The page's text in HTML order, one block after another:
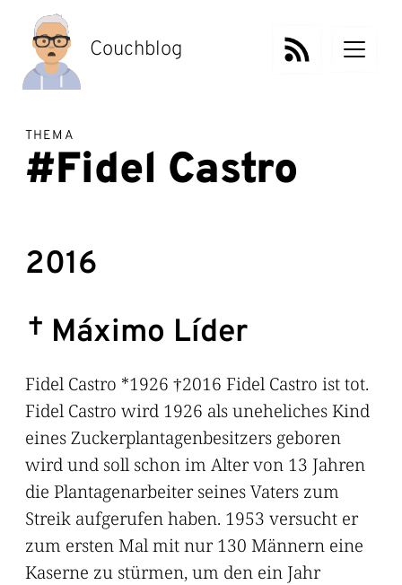
Inhalt
springen
Couchblog
THEMA
#Fidel Castro
2016
Máximo Líder
Fidel Castro *1926 †2016 Fidel Castro ist tot.
Fidel Castro wird 1926 als uneheliches Kind
eines Zuckerplantagenbesitzers geboren
wird und soll schon im Alter von 13 Jahren
die Plantagenarbeiter seines Vaters zum
Streik aufgerufen haben. 1953 versucht er
zum ersten Mal mit nur 130 Männern eine
Kaserne zu stürmen, um den ein Jahr